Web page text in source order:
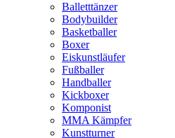
Balletttänzer
Bodybuilder
Basketballer
Boxer
Eiskunstläufer
Fußballer
Handballer
Kickboxer
Komponist
MMA Kämpfer
Kunstturner